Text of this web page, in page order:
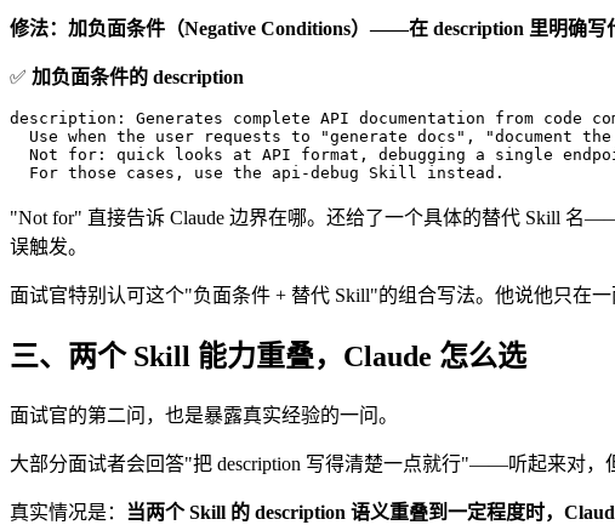
修法：加负面条件（Negative Conditions）——在 description 里明确写
✅ 加负面条件的 description
description: Generates complete API documentation from code
Use when the user requests to "generate docs", "document
Not for: quick looks at API format, debugging a single
  For those cases, use the api-debug Skill instead.
"Not for" 直接告诉 Claude 边界在哪。还给了一个具体的替代 Skill 名
误触发。
面试官特别认可这个"负面条件 + 替代 Skill"的组合写法。他说他只在一
三、两个 Skill 能力重叠，Claude 怎么选
面试官的第二问，也是暴露真实经验的一问。
大部分面试者会回答"把 description 写得清楚一点就行"——听起来对，
真实情况是： 当两个 Skill 的 description 语义重叠到一定程度时，